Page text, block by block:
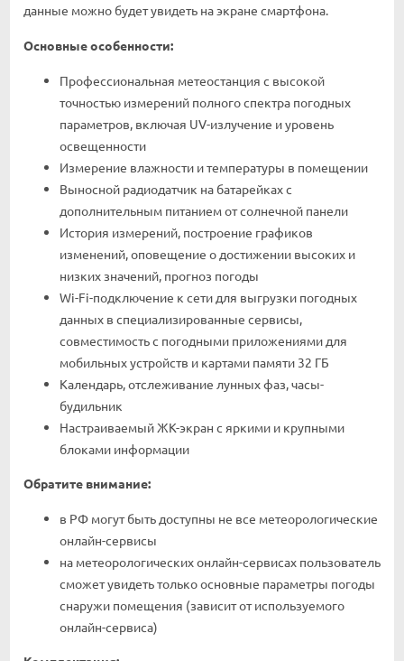
данные можно будет увидеть на экране смартфона.
Основные особенности:
Профессиональная метеостанция с высокой
точностью измерений полного спектра погодных
параметров, включая UV-излучение и уровень
освещенности
Измерение влажности и температуры в помещении
Выносной радиодатчик на батарейках с
дополнительным питанием от солнечной панели
История измерений, построение графиков
изменений, оповещение о достижении высоких и
низких значений, прогноз погоды
Wi-Fi-подключение к сети для выгрузки погодных
данных в специализированные сервисы,
совместимость с погодными приложениями для
мобильных устройств и картами памяти 32 ГБ
Календарь, отслеживание лунных фаз, часы-
будильник
Настраиваемый ЖК-экран с яркими и крупными
блоками информации
Обратите внимание:
в РФ могут быть доступны не все метеорологические
онлайн-сервисы
на метеорологических онлайн-сервисах пользователь
сможет увидеть только основные параметры погоды
снаружи помещения (зависит от используемого
онлайн-сервиса)